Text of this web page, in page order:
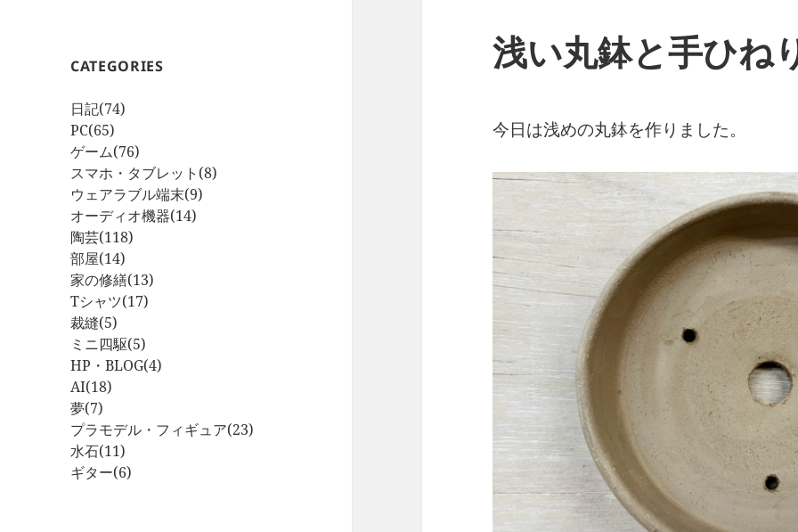
CATEGORIES
日記(74)
PC(65)
ゲーム(76)
スマホ・タブレット (8)
ウェアラブル端末(9)
オーディオ機器(14)
陶芸(118)
部屋(14)
家の修繕(13)
Tシャツ(17)
裁縫(5)
ミニ四駆(5)
HP・BLOG(4)
AI(18)
夢(7)
プラモデル・フィギュア(23)
水石(11)
ギター(6)
浅い丸鉢と手ひね
今日は浅めの丸鉢を作りました。